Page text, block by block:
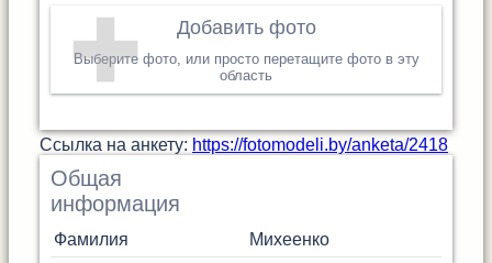
Добавить фото
Выберите фото, или просто перетащите фото в эту
область
Cсылка на анкету: https://fotomodeli.by/anketa/2418
Общая
информация
Фамилия
Михеенко